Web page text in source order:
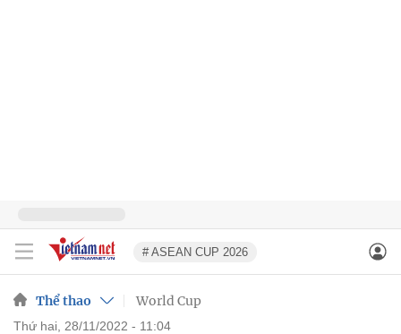
# ASEAN CUP 2026
Thể thao World Cup
thứ hai, 28/11/2022 - 11:04